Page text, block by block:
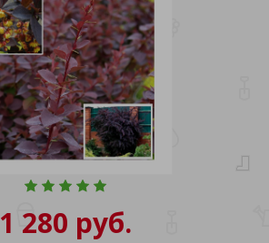
1 280 руб.